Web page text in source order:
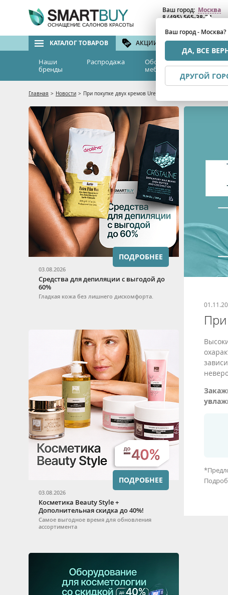
ОСНАЩЕНИЕ САЛОНОВ КРАСОТЫ
Ваш город: Москва
Ваш город - Москва?
ДА, ВСЕ
ДРУГОЙ
8 (495) 565-38-74
КАТАЛОГ ТОВАРОВ АКЦИИ И СКИДКИ
Наши
бренды
Распродажа
Оборудование и
мебель
Главная > Новости > При покупке двух кремов Urea Beauty Style — третий в
03.08.2026
Средства для депиляции с выгодой до
60%
Гладкая кожа без лишнего дискомфорта.
ПОДРОБНЕЕ
03.08.2026
Косметика Beauty Style +
Дополнительная скидка до 40%!
Самое выгодное время для обновления
ассортимента
ПОДРОБНЕЕ
При